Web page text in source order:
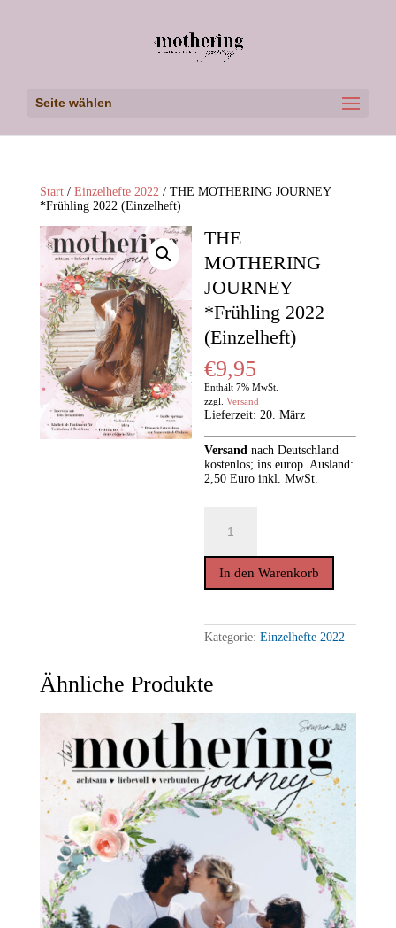
Seite wählen
Start/ Einzelhefte 2022/ THE MOTHERING JOURNEY
*Frühling 2022 (Einzelheft)
THE
MOTHERING
JOURNEY
*Frühling 2022
(Einzelheft)
€9,95
Enthält 7% MwSt.
zzgl.Versand
Lieferzeit: 20. März
Versandnach Deutschland
kostenlos; ins europ. Ausland:
2,50 Euro inkl. MwSt.
MOTHERING
*Frühling
2022In den Warenkorb
Kategorie:Einzelhefte 2022
Ähnliche Produkte